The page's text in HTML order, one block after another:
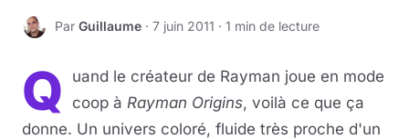
BD
Livres
Jeux vidéo
G Par Guillaume · 7 juin 2011 · 1 min de lecture
Q
uand le créateur de Rayman joue en mode
coop à Rayman Origins, voilà ce que ça
donne. Un univers coloré, fluide très proche d'un